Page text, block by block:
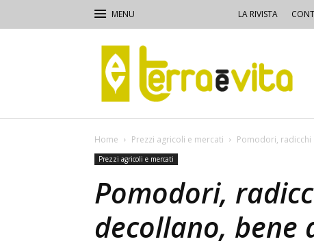
LA RIVISTA
Terra
e
Vita
Home Prezzi agricoli e mercati Pomodori, radicchi
Prezzi agricoli e mercati
Pomodori,
decollano, bene